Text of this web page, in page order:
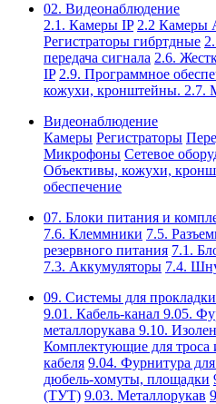
02. Видеонаблюдение
2.1. Камеры IP 2.2 Камеры
Регистраторы гибртдные
передача сигнала 2.6.
IP 2.9. Программное
кожухи, кронштейны. 2.7.
Видеонаблюдение
Камеры Регистраторы
Микрофоны Сетевое
Объективы, кожухи,
обеспечение
07. Блоки питания и
7.6. Клеммники 7.5.
резервного питания 7.1.
7.3. Аккумуляторы 7.4.
09. Системы для
9.01. Кабель-канал 9.05.
металлорукава 9.10.
Комплектующие для
кабеля 9.04. Фурнитура для
дюбель-хомуты, площадки
(ТУТ) 9.03. Металлорукав